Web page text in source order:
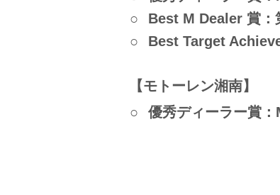
Best M Dealer 賞：
Best Target
【モトーレン湘南】
優秀ディーラー賞